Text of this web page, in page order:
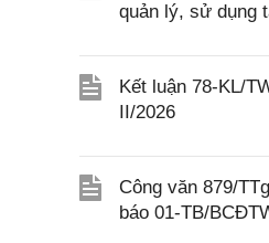
quản lý, sử dụng
Kết luận 78-KL/
II/2026
Công văn 879/
báo 01-TB/